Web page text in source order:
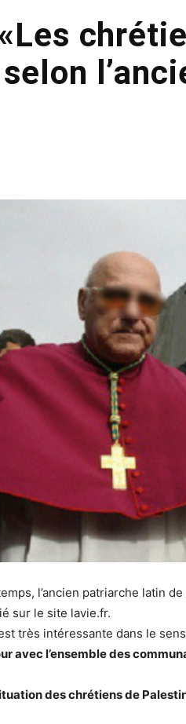
selon
l’ancien patriarche latin
sur le site lavie.fr.
très intéressante dans le
avec l’ensemble des
des chrétiens de